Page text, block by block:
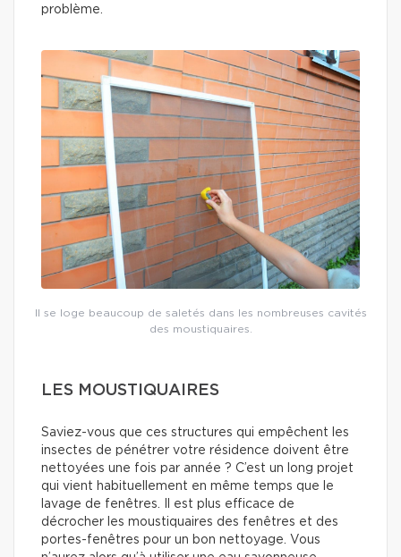
problème.
Il se loge beaucoup de saletés dans les nombreuses cavités
des moustiquaires.
LES MOUSTIQUAIRES
Saviez-vous que ces structures qui empêchent les
insectes de pénétrer votre résidence doivent être
nettoyées une fois par année ? C’est un long projet
qui vient habituellement en même temps que le
lavage de fenêtres. Il est plus efficace de
décrocher les moustiquaires des fenêtres et des
portes-fenêtres pour un bon nettoyage. Vous